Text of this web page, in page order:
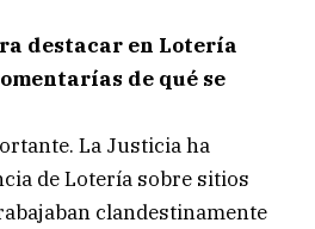
destacar en Lotería
de qué se
La Justicia ha
de Lotería sobre sitios
clandestinamente